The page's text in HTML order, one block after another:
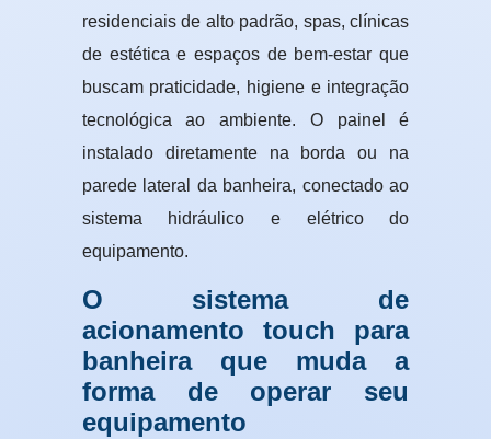
residenciais de alto padrão, spas, clínicas
de estética e espaços de bem-estar que
buscam praticidade, higiene e integração
tecnológica ao ambiente. O painel é
instalado diretamente na borda ou na
parede lateral da banheira, conectado ao
sistema hidráulico e elétrico do
equipamento.
O sistema de
acionamento touch para
banheira que muda a
forma de operar seu
equipamento